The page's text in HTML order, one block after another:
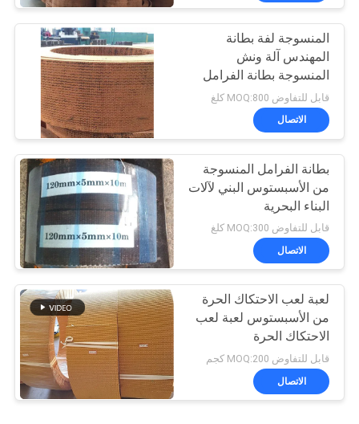
المنسوجة لفة بطانة
المهندس آلة ونش
المنسوجة بطانة الفرامل
الفرقة المواد
قابل للتفاوض MOQ:800 كلغ
الاتصال
بطانة الفرامل المنسوجة
من الأسبستوس البني لآلات
البناء البحرية
قابل للتفاوض MOQ:300 كلغ
الاتصال
لعبة لعب الاحتكاك الحرة
من الأسبستوس لعبة لعب
الاحتكاك الحرة
قابل للتفاوض MOQ:200 كجم
الاتصال